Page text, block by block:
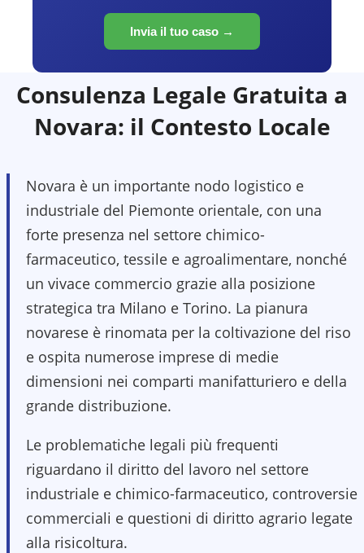
Invia il tuo caso →
Consulenza Legale Gratuita a
Novara: il Contesto Locale
Novara è un importante nodo logistico e
industriale del Piemonte orientale, con una
forte presenza nel settore chimico-
farmaceutico, tessile e agroalimentare, nonché
un vivace commercio grazie alla posizione
strategica tra Milano e Torino. La pianura
novarese è rinomata per la coltivazione del riso
e ospita numerose imprese di medie
dimensioni nei comparti manifatturiero e della
grande distribuzione.
Le problematiche legali più frequenti
riguardano il diritto del lavoro nel settore
industriale e chimico-farmaceutico, controversie
commerciali e questioni di diritto agrario legate
alla risicoltura.